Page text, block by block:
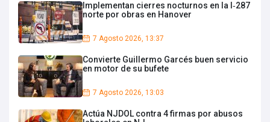
Implementan cierres nocturnos en la I‑287
norte por obras en Hanover
7 Agosto 2026, 13:37
Convierte Guillermo Garcés buen servicio
en motor de su bufete
7 Agosto 2026, 13:03
Actúa NJDOL contra 4 firmas por abusos